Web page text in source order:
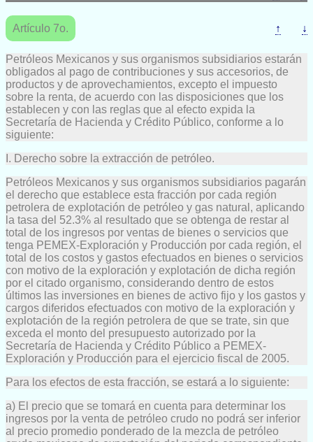
Artículo 7o. ↑ ↓
Petróleos Mexicanos y sus organismos subsidiarios estarán
obligados al pago de contribuciones y sus accesorios, de
productos y de aprovechamientos, excepto el impuesto
sobre la renta, de acuerdo con las disposiciones que los
establecen y con las reglas que al efecto expida la
Secretaría de Hacienda y Crédito Público, conforme a lo
siguiente:
I. Derecho sobre la extracción de petróleo.
Petróleos Mexicanos y sus organismos subsidiarios pagarán
el derecho que establece esta fracción por cada región
petrolera de explotación de petróleo y gas natural, aplicando
la tasa del 52.3% al resultado que se obtenga de restar al
total de los ingresos por ventas de bienes o servicios que
tenga PEMEX-Exploración y Producción por cada región, el
total de los costos y gastos efectuados en bienes o servicios
con motivo de la exploración y explotación de dicha región
por el citado organismo, considerando dentro de estos
últimos las inversiones en bienes de activo fijo y los gastos y
cargos diferidos efectuados con motivo de la exploración y
explotación de la región petrolera de que se trate, sin que
exceda el monto del presupuesto autorizado por la
Secretaría de Hacienda y Crédito Público a PEMEX-
Exploración y Producción para el ejercicio fiscal de 2005.
Para los efectos de esta fracción, se estará a lo siguiente:
a) El precio que se tomará en cuenta para determinar los
ingresos por la venta de petróleo crudo no podrá ser inferior
al precio promedio ponderado de la mezcla de petróleo